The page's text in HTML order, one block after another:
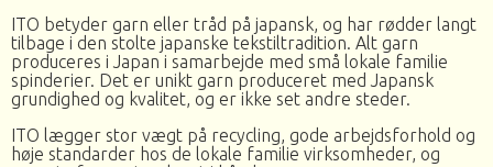
ITO betyder garn eller tråd på japansk, og har rødder langt
tilbage i den stolte japanske tekstiltradition. Alt garn
produceres i Japan i samarbejde med små lokale familie
spinderier. Det er unikt garn produceret med Japansk
grundighed og kvalitet, og er ikke set andre steder.
ITO lægger stor vægt på recycling, gode arbejdsforhold og
høje standarder hos de lokale familie virksomheder, og